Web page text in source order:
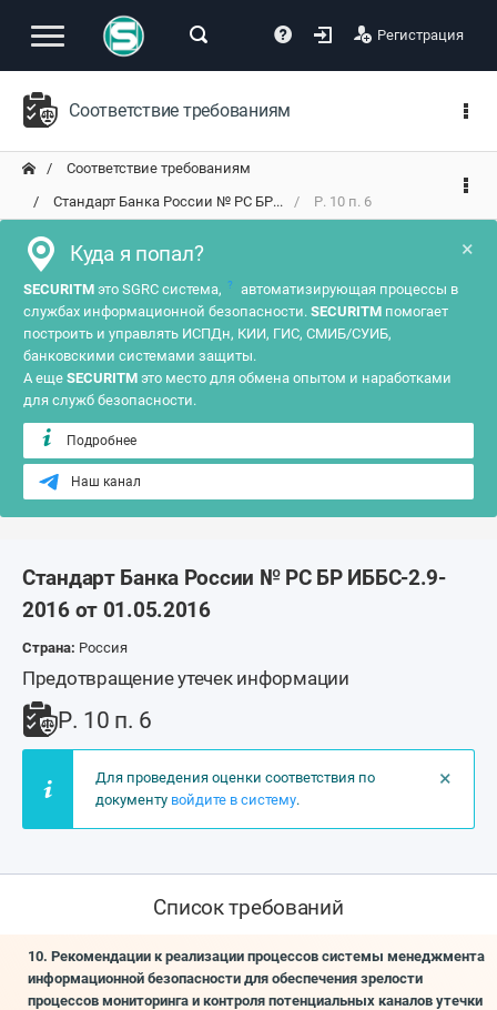
Регистрация
Соответствие требованиям
Соответствие требованиям
Стандарт Банка России № РС БР...
Р. 10 п. 6
×
Куда я попал?
SECURITM это SGRC система, ?
автоматизирующая процессы в
службах информационной безопасности. SECURITM помогает
построить и управлять ИСПДн, КИИ, ГИС, СМИБ/СУИБ,
банковскими системами защиты.
А еще SECURITM это место для обмена опытом и наработками
для служб безопасности.
Подробнее
Наш канал
Стандарт Банка России № РС БР ИББС-2.9-
2016 от 01.05.2016
Страна: Россия
Предотвращение утечек информации
Р. 10 п. 6
×
Для проведения оценки соответствия по
документу войдите в систему.
Список требований
10. Рекомендации к реализации процессов системы менеджмента
информационной безопасности для обеспечения зрелости
процессов мониторинга и контроля потенциальных каналов утечки